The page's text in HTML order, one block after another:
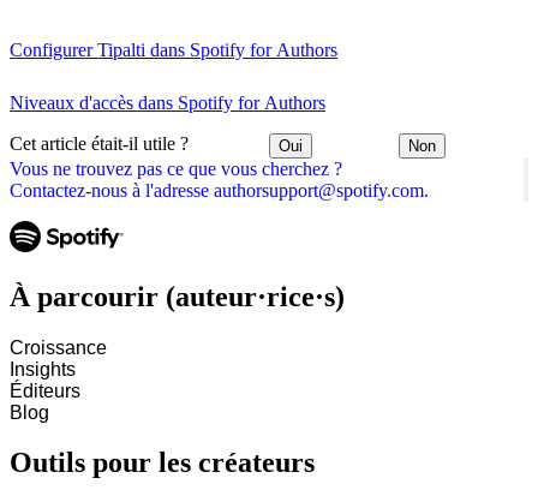
Vous ne trouvez pas ce que vous cherchez ?
Contactez-nous à l'adresse authorsupport@spotify.com.
Configurer Tipalti dans Spotify for Authors
Niveaux d'accès dans Spotify for Authors
Cet article était-il utile ? Oui Non
À parcourir (auteur·rice·s)
Croissance
Insights
Éditeurs
Blog
Outils pour les créateurs